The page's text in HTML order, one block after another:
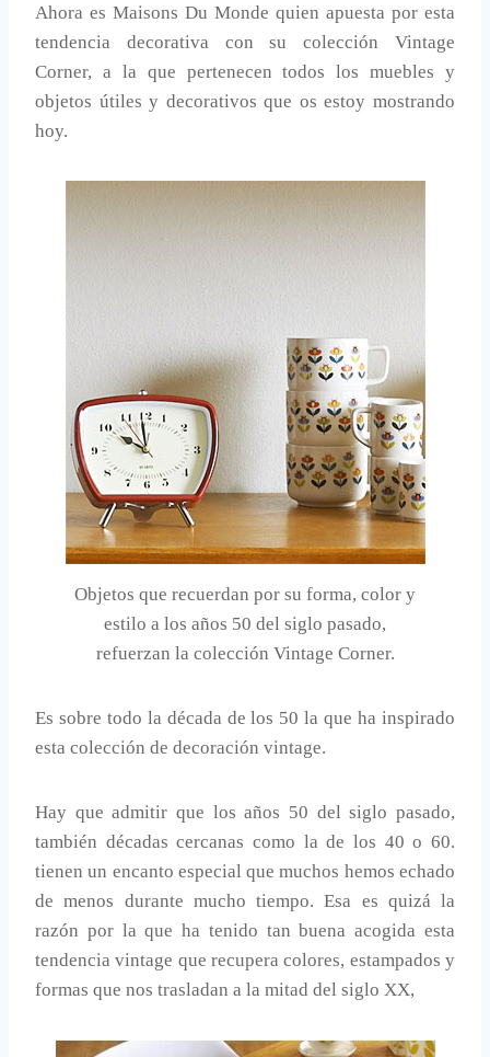
Ahora es Maisons Du Monde quien apuesta por esta
tendencia decorativa con su colección Vintage
Corner, a la que pertenecen todos los muebles y
objetos útiles y decorativos que os estoy mostrando
hoy.
Objetos que recuerdan por su forma, color y
estilo a los años 50 del siglo pasado,
refuerzan la colección Vintage Corner.
Es sobre todo la década de los 50 la que ha inspirado
esta colección de decoración vintage.
Hay que admitir que los años 50 del siglo pasado,
también décadas cercanas como la de los 40 o 60.
tienen un encanto especial que muchos hemos echado
de menos durante mucho tiempo. Esa es quizá la
razón por la que ha tenido tan buena acogida esta
tendencia vintage que recupera colores, estampados y
formas que nos trasladan a la mitad del siglo XX,